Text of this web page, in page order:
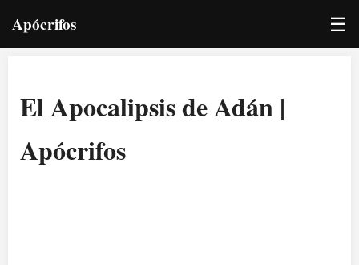
Apócrifos ☰
El Apocalipsis de Adán |
Apócrifos